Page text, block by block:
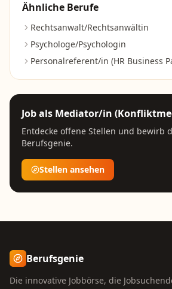
Ähnliche Berufe
Rechtsanwalt/Rechtsanwältin
Psychologe/Psychologin
Personalreferent/in (HR Business
Job als Mediator/in
Entdecke offene Stellen und bewirb
Berufsgenie.
Stellen ansehen
Berufsgenie
Die innovative Jobbörse, die